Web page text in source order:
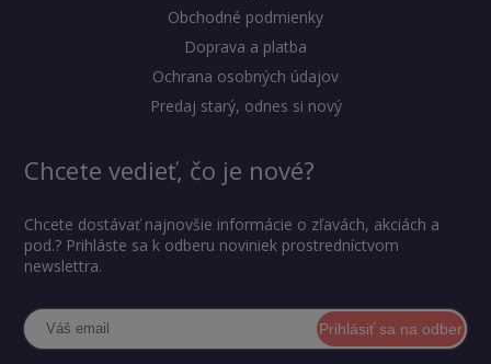
Obchodné podmienky
Doprava a platba
Ochrana osobných údajov
Predaj starý, odnes si nový
Chcete vedieť, čo je nové?
Chcete dostávať najnovšie informácie o zľavách, akciách a
pod.? Prihláste sa k odberu noviniek prostredníctvom
newslettra.
Prihlásiť sa na odber